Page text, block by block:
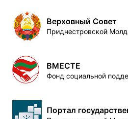
Верховный Совет
Приднестровской
ВМЕСТЕ
Фонд социальной
Портал